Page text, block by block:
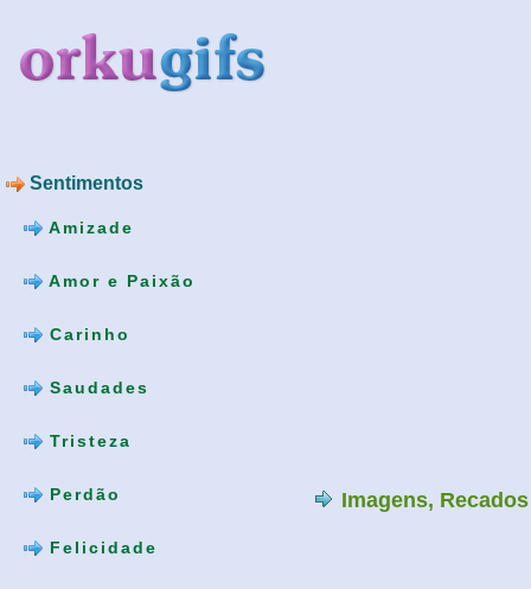
Sentimentos
Amizade
Amor e Paixão
Carinho
Saudades
Tristeza
Perdão
Felicidade
Imagens,